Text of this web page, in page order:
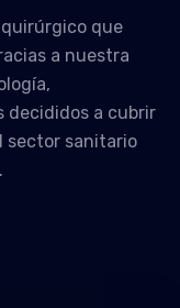
que
a nuestra
decididos a cubrir
sector sanitario